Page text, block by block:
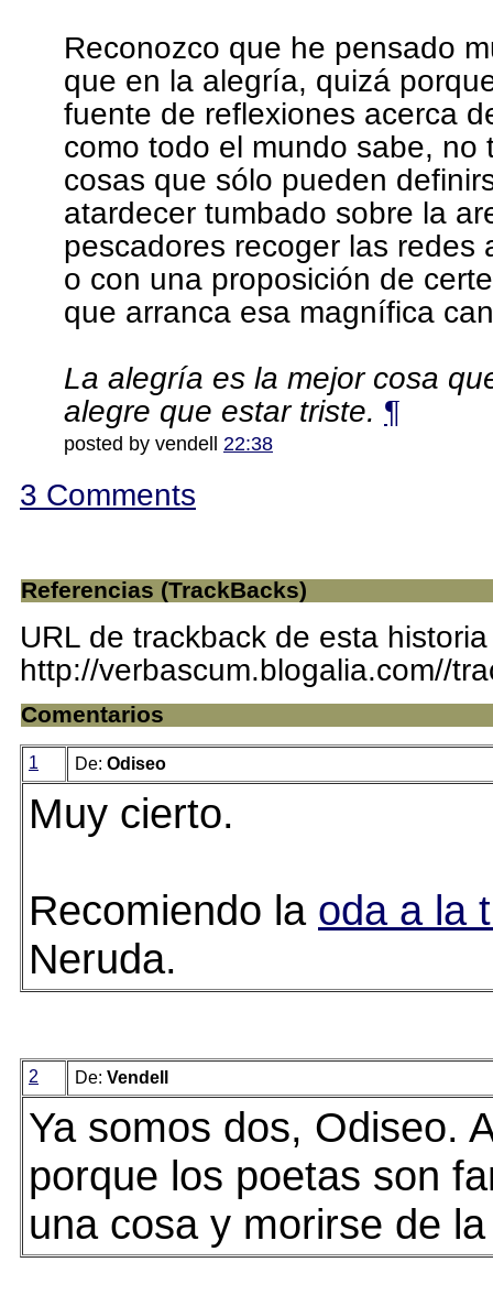
Reconozco que he pensado
que en la alegría, quizá
fuente de reflexiones acerca
como todo el mundo sabe,
cosas que sólo pueden
atardecer tumbado sobre la
pescadores recoger las redes
o con una proposición de
que arranca esa magnífica
La alegría es la mejor cosa
alegre que estar triste. ¶
posted by vendell 22:38
3 Comments
Referencias (TrackBacks)
URL de trackback de esta historia
http://verbascum.blogalia.com//
Comentarios
1 De: Odiseo
Muy cierto.
Recomiendo la oda a la
Neruda.
2 De: Vendell
Ya somos dos, Odiseo.
porque los poetas son
una cosa y morirse de